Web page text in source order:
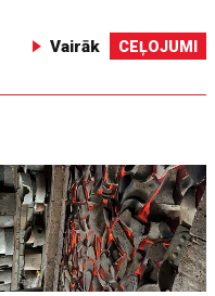
Vairāk CEĻOJUMI